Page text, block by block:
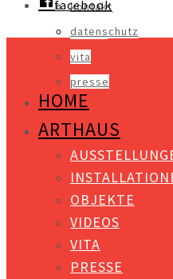
objekte
videos
vita
presse
kontakt
datenschutz
facebook
HOME
ARTHAUS
OBJEKTE
VIDEOS
VITA
PRESSE